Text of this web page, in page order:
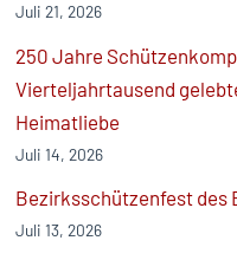
Juli 21, 2026
250 Jahre
Vierteljahrtausend
Heimatliebe
Juli 14, 2026
Bezirksschützenfest des
Juli 13, 2026